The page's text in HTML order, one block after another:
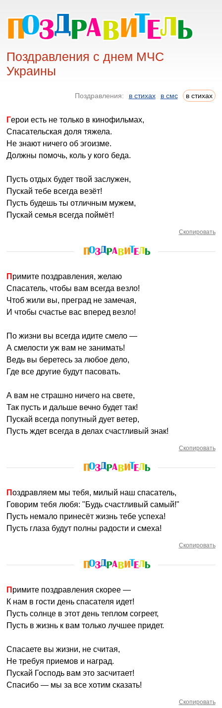
Поздравления с днем МЧС
Украины
Поздравления: в стихах в смс в стихах
Герои есть не только в кинофильмах,
Спасательская доля тяжела.
Не знают ничего об эгоизме.
Должны помочь, коль у кого беда.
Пусть отдых будет твой заслужен,
Пускай тебе всегда везёт!
Пусть будешь ты отличным мужем,
Пускай семья всегда поймёт!
Скопировать
Примите поздравления, желаю
Спасатель, чтобы вам всегда везло!
Чтоб жили вы, преград не замечая,
И чтобы счастье вас вперед везло!
По жизни вы всегда идите смело —
А смелости уж вам не занимать!
Ведь вы беретесь за любое дело,
Где все другие будут пасовать.
А вам не страшно ничего на свете,
Так пусть и дальше вечно будет так!
Пускай всегда попутный дует ветер,
Пусть ждет всегда в делах счастливый знак!
Скопировать
Поздравляем мы тебя, милый наш спасатель,
Говорим тебя любя: "Будь счастливый самый!"
Пусть немало принесёт жизнь тебе успеха!
Пусть глаза будут полны радости и смеха!
Скопировать
Примите поздравления скорее —
К нам в гости день спасателя идет!
Пусть солнце в этот день теплом согреет,
Пусть в жизнь к вам только лучшее придет.
Спасаете вы жизни, не считая,
Не требуя приемов и наград.
Пускай Господь вам это засчитает!
Спасибо — мы за все хотим сказать!
Скопировать